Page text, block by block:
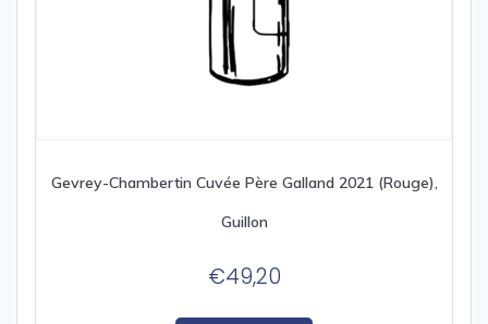
Gevrey-Chambertin Cuvée Père Galland 2021 (Rouge),
Guillon
€49,20